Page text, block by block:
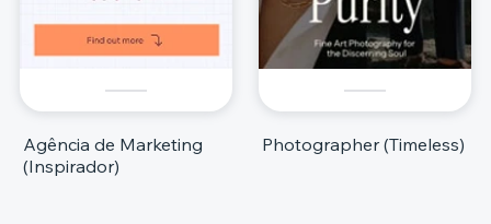
Agência de Marketing
(Inspirador)
Photographer (Timeless)